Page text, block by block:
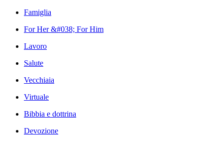
Famiglia
For Her &#038; For Him
Lavoro
Salute
Vecchiaia
Virtuale
Bibbia e dottrina
Devozione